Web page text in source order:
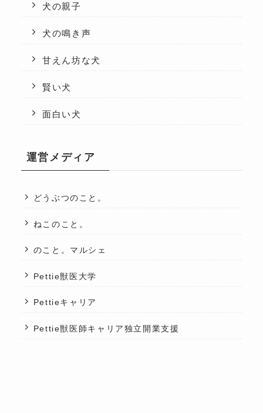
犬の親子
犬の鳴き声
甘えん坊な犬
賢い犬
面白い犬
運営メディア
どうぶつのこと。
ねこのこと。
のこと。マルシェ
Pettie獣医大学
Pettieキャリア
Pettie獣医師キャリア独立開業支援